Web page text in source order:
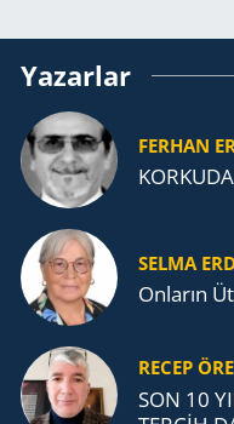
Yazarlar
FERHAN
SELMA
Onların
RECEP
SON 10